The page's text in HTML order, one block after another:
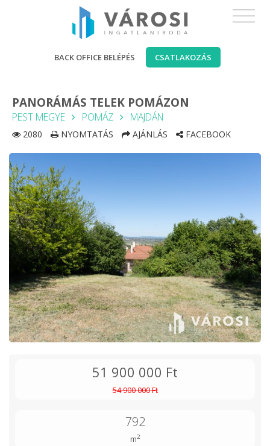
BACK OFFICE BELÉPÉS CSATLAKOZÁS
PANORÁMÁS TELEK POMÁZON
PEST MEGYE POMÁZ MAJDÁN
2080 NYOMTATÁS AJÁNLÁS FACEBOOK
51 900 000 Ft
54 900 000 Ft
792
m2